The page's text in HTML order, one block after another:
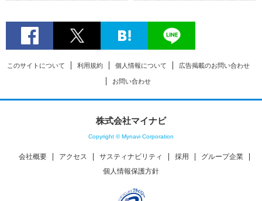
このサイトについて 利用規約 個人情報について 広告掲載のお問い合わせ
お問い合わせ
株式会社マイナビ
Copyright © Mynavi Corporation
会社概要 アクセス サスティナビリティ 採用
グループ企業
個人情報保護方針